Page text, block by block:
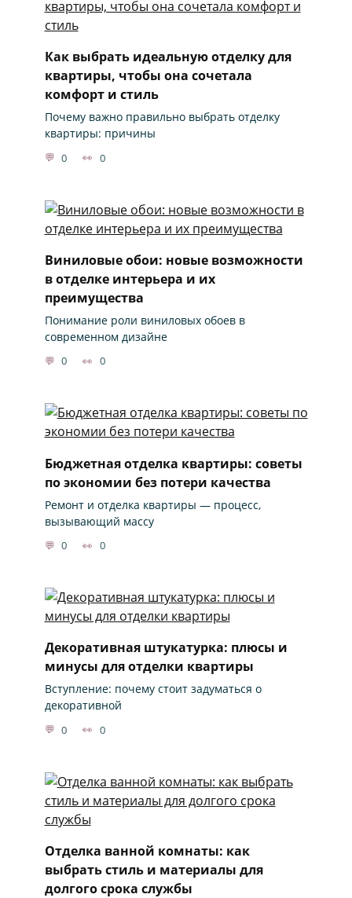
Как выбрать идеальную отделку для
квартиры, чтобы она сочетала
комфорт и стиль
Почему важно правильно выбрать отделку
квартиры: причины
0 0
Виниловые обои: новые возможности
в отделке интерьера и их
преимущества
Понимание роли виниловых обоев в
современном дизайне
0 0
Бюджетная отделка квартиры: советы
по экономии без потери качества
Ремонт и отделка квартиры — процесс,
вызывающий массу
0 0
Декоративная штукатурка: плюсы и
минусы для отделки квартиры
Вступление: почему стоит задуматься о
декоративной
0 0
Отделка ванной комнаты: как
выбрать стиль и материалы для
долгого срока службы